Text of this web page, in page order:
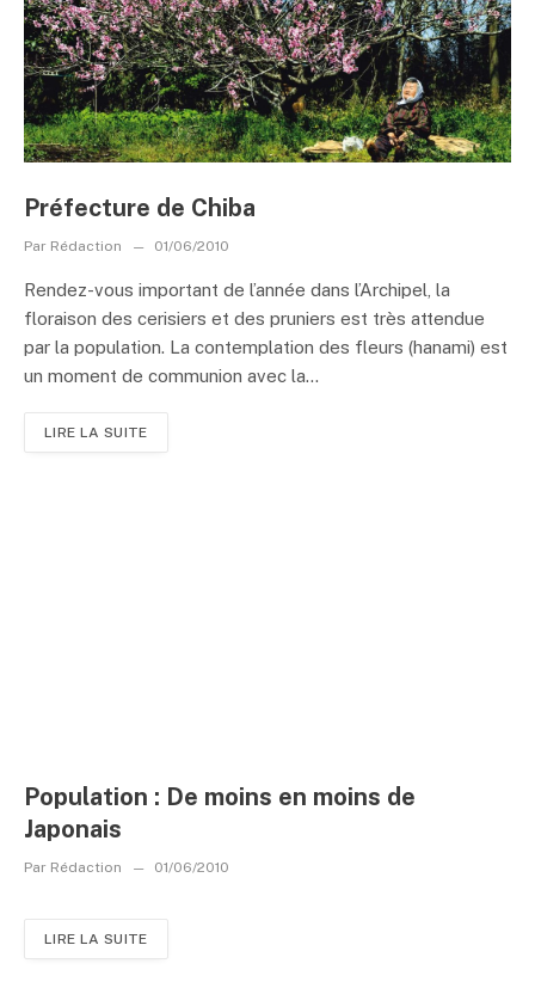
Préfecture de Chiba
Par Rédaction 01/06/2010
Rendez-vous important de l’année dans l’Archipel, la
floraison des cerisiers et des pruniers est très attendue
par la population. La contemplation des fleurs (hanami) est
un moment de communion avec la...
LIRE LA SUITE
Population : De moins en moins de
Japonais
Par Rédaction 01/06/2010
LIRE LA SUITE